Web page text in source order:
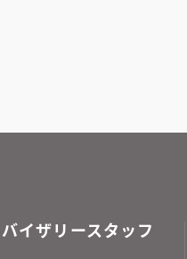
イザリースタッフ